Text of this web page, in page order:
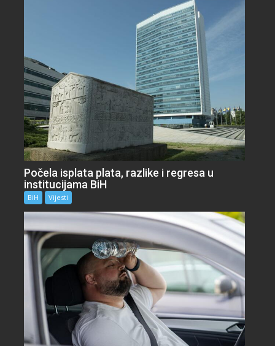
Počela isplata plata, razlike i regresa u
institucijama BiH
BiH Vijesti